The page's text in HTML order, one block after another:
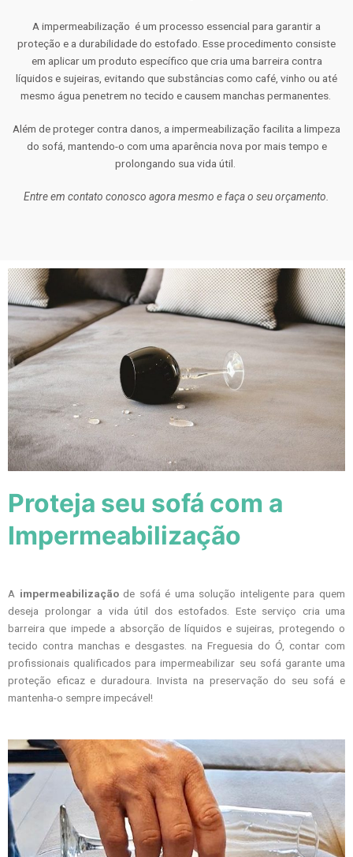
A impermeabilização é um processo essencial para garantir a
proteção e a durabilidade do estofado. Esse procedimento consiste
em aplicar um produto específico que cria uma barreira contra
líquidos e sujeiras, evitando que substâncias como café, vinho ou até
mesmo água penetrem no tecido e causem manchas permanentes.
Além de proteger contra danos, a impermeabilização facilita a limpeza
do sofá, mantendo-o com uma aparência nova por mais tempo e
prolongando sua vida útil.
Entre em contato conosco agora mesmo e faça o seu orçamento.
Proteja seu sofá com a
Impermeabilização
A impermeabilizaçãode sofá é uma solução inteligente para quem
deseja prolongar a vida útil dos estofados. Este serviço cria uma
barreira que impede a absorção de líquidos e sujeiras, protegendo o
tecido contra manchas e desgastes. na Freguesia do Ó, contar com
profissionais qualificados para impermeabilizar seu sofá garante uma
proteção eficaz e duradoura. Invista na preservação do seu sofá e
mantenha-o sempre impecável!